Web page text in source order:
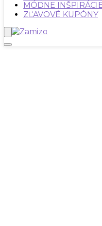
MÓDNE
ZĽAVOVÉ KUPÓNY